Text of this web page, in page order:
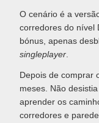
O cenário é a
corredores do nível
bónus, apenas
singleplayer.
Depois de comprar
meses. Não
aprender os
corredores e